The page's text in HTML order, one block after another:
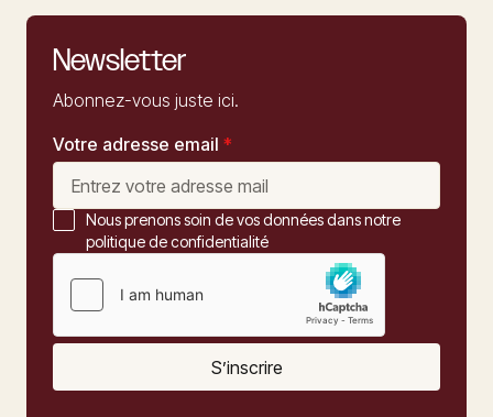
Newsletter
Abonnez-vous juste ici.
Votre adresse email *
Nous prenons soin de vos données dans notre
politique de confidentialité
S’inscrire